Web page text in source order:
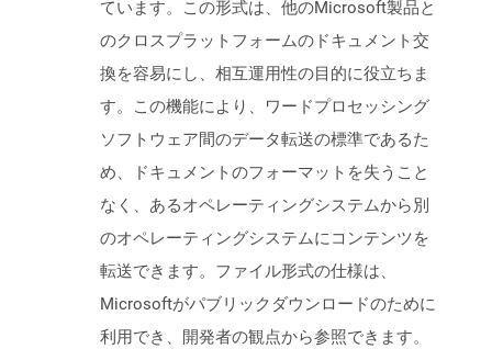
ています。この形式は、他のMicrosoft製品と
のクロスプラットフォームのドキュメント交
換を容易にし、相互運用性の目的に役立ちま
す。この機能により、ワードプロセッシング
ソフトウェア間のデータ転送の標準であるた
め、ドキュメントのフォーマットを失うこと
なく、あるオペレーティングシステムから別
のオペレーティングシステムにコンテンツを
転送できます。ファイル形式の仕様は、
Microsoftがパブリックダウンロードのために
利用でき、開発者の観点から参照できます。